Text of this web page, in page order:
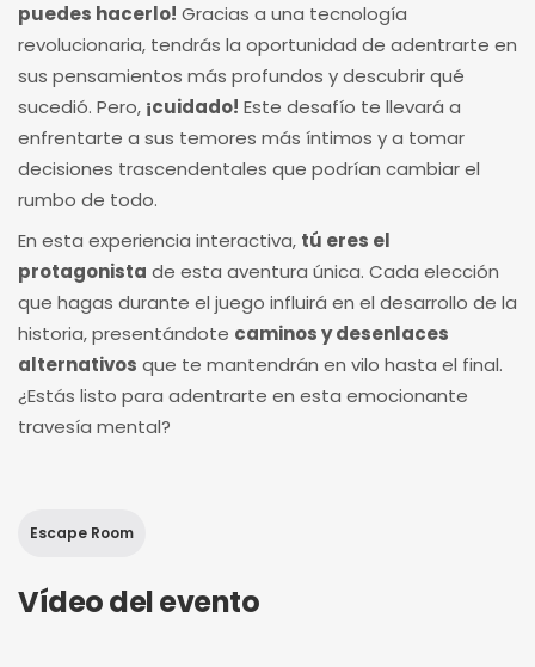
puedes hacerlo! Gracias a una tecnología
revolucionaria, tendrás la oportunidad de adentrarte en
sus pensamientos más profundos y descubrir qué
sucedió. Pero, ¡cuidado! Este desafío te llevará a
enfrentarte a sus temores más íntimos y a tomar
decisiones trascendentales que podrían cambiar el
rumbo de todo.
En esta experiencia interactiva, tú eres el
protagonista de esta aventura única. Cada elección
que hagas durante el juego influirá en el desarrollo de la
historia, presentándote caminos y desenlaces
alternativos que te mantendrán en vilo hasta el final.
¿Estás listo para adentrarte en esta emocionante
travesía mental?
Escape Room
Vídeo del evento